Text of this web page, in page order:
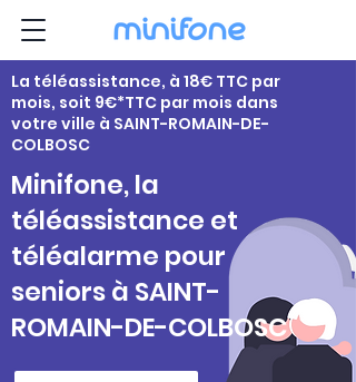
La téléassistance, à 18€ TTC par
mois, soit 9€*TTC par mois dans
votre ville à SAINT-ROMAIN-DE-
COLBOSC
Minifone, la
téléassistance et
téléalarme pour
seniors à SAINT-
ROMAIN-DE-COLBOSC